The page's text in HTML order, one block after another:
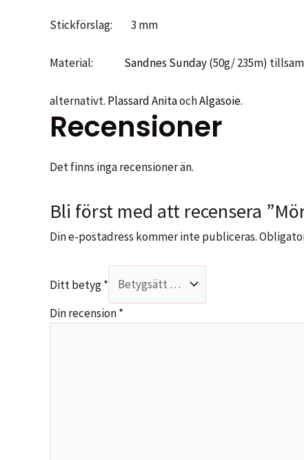
Stickförslag: 3 mm
Material: Sandnes Sunday(50g/ 235m)
alternativt. Plassard AnitaochAlgasoie.
Recensioner
Det finns inga recensioner än.
Bli först med att recensera
Din e-postadress kommer inte publiceras.
Ditt betyg*
Din recension*